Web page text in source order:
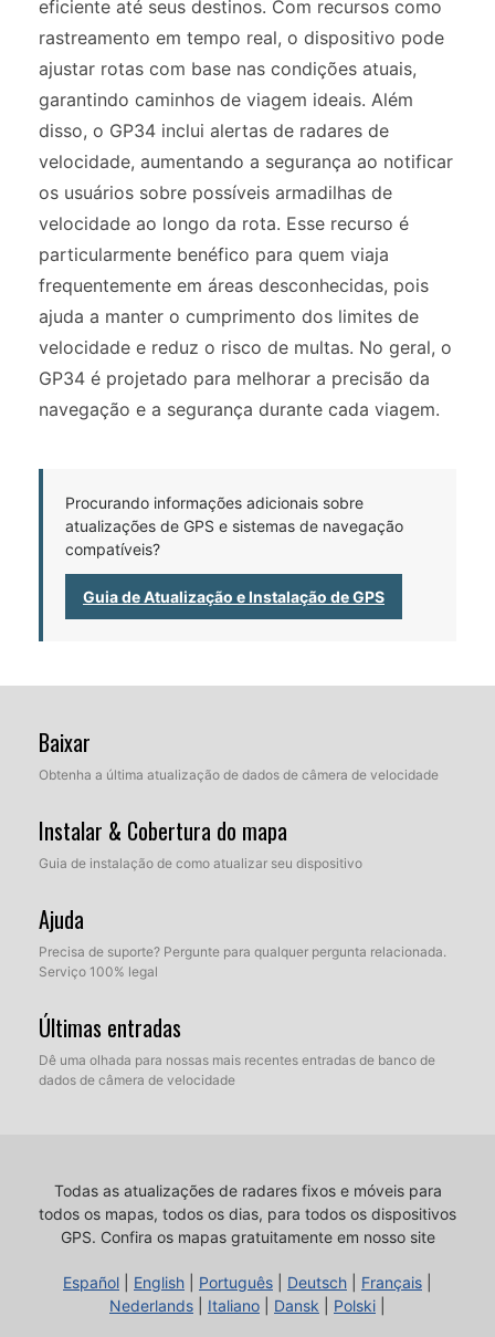
eficiente até seus destinos. Com recursos como
rastreamento em tempo real, o dispositivo pode
ajustar rotas com base nas condições atuais,
garantindo caminhos de viagem ideais. Além
disso, o GP34 inclui alertas de radares de
velocidade, aumentando a segurança ao notificar
os usuários sobre possíveis armadilhas de
velocidade ao longo da rota. Esse recurso é
particularmente benéfico para quem viaja
frequentemente em áreas desconhecidas, pois
ajuda a manter o cumprimento dos limites de
velocidade e reduz o risco de multas. No geral, o
GP34 é projetado para melhorar a precisão da
navegação e a segurança durante cada viagem.
Procurando informações adicionais sobre
atualizações de GPS e sistemas de navegação
compatíveis?
Guia de Atualização e Instalação de GPS
Baixar
Obtenha a última atualização de dados de câmera de velocidade
Instalar & Cobertura do mapa
Guia de instalação de como atualizar seu dispositivo
Ajuda
Precisa de suporte? Pergunte para qualquer pergunta relacionada.
Serviço 100% legal
Últimas entradas
Dê uma olhada para nossas mais recentes entradas de banco de
dados de câmera de velocidade
Todas as atualizações de radares fixos e móveis para
todos os mapas, todos os dias, para todos os dispositivos
GPS. Confira os mapas gratuitamente em nosso site
Español English Português Deutsch Français
Nederlands
Italiano Dansk Polski